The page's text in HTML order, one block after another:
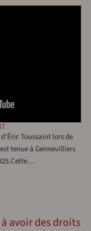
Toussaint lors de
tenue à Gennevilliers
avoir des droits